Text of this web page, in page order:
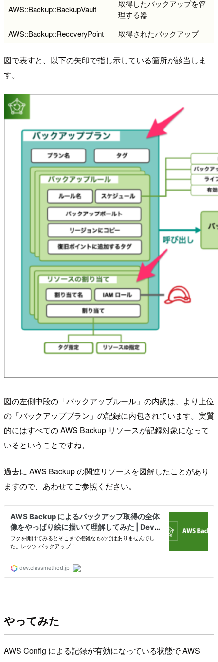
AWS::Backup::BackupVault
取得したバックアップを管
理する器
AWS::Backup::RecoveryPoint
取得されたバックアップ
図で表すと、以下の矢印で指し示している箇所が該当しま
す。
図の左側中段の「バックアップルール」の内訳は、より上位
の「バックアッププラン」の記録に内包されています。実質
的にはすべての AWS Backup リソースが記録対象になって
いるということですね。
過去に AWS Backup の関連リソースを図解したことがあり
ますので、あわせてご参照ください。
やってみた
AWS Config による記録が有効になっている状態で AWS